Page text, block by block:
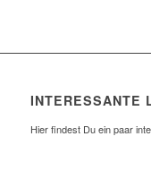
INTERESSANTE
Hier findest Du ein paar